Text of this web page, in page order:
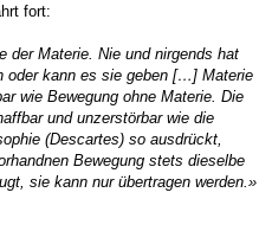
fort:
der Materie. Nie und nirgends hat
oder kann es sie geben […] Materie
wie Bewegung ohne Materie. Die
und unzerstörbar wie die
(Descartes) so ausdrückt,
Bewegung stets dieselbe
sie kann nur übertragen werden.»